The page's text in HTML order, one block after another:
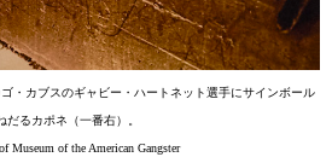
・カブスのギャビー・ハートネット選手にサインボール
だるカポネ（一番右）。
Museum of the American Gangster